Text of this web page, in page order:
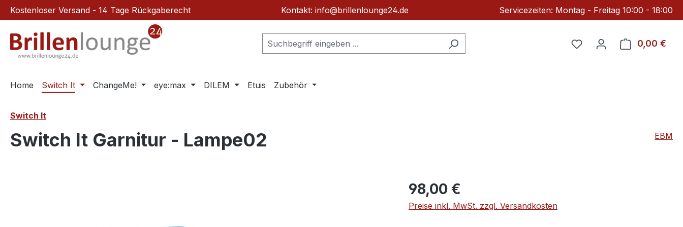
Hauptinhalt springen
Zur Suche springen
Zur Hauptnavigation springen
Kostenloser Versand - 14 Tage Rückgaberecht Kontakt: info@brillenlounge24.de Servicezeiten: Montag - Freitag 10:00 - 18:00
Du hast 0 Produkte auf
0,00 €
Home Switch It ChangeMe! eye:max DILEM Etuis Zubehör
Switch It
Switch It Garnitur - Lampe02 EBM
Regulärer Preis:
98,00 €
Preise inkl. MwSt. zzgl. Versandkosten